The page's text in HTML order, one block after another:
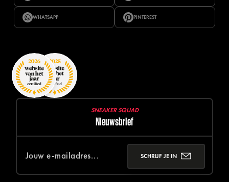
WHATSAPP PINTEREST
SNEAKER SQUAD
Nieuwsbrief
SCHRIJF JE IN